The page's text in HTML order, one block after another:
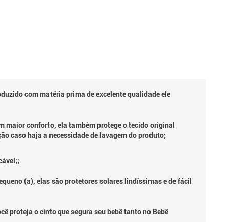
com matéria prima de excelente qualidade ele
maior conforto, ela também protege o tecido original
caso haja a necessidade de lavagem do produto;
(a), elas são protetores solares lindíssimas e de fácil
proteja o cinto que segura seu bebê tanto no Bebê